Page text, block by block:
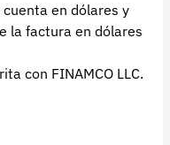
en dólares y
la factura en dólares
con FINAMCO LLC.
reservados